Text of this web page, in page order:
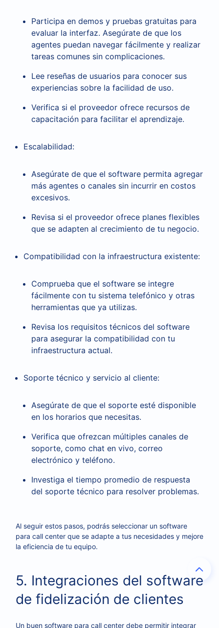
Participa en demos y pruebas gratuitas para
evaluar la interfaz. Asegúrate de que los
agentes puedan navegar fácilmente y realizar
tareas comunes sin complicaciones.
Lee reseñas de usuarios para conocer sus
experiencias sobre la facilidad de uso.
Verifica si el proveedor ofrece recursos de
capacitación para facilitar el aprendizaje.
Escalabilidad:
Asegúrate de que el software permita agregar
más agentes o canales sin incurrir en costos
excesivos.
Revisa si el proveedor ofrece planes flexibles
que se adapten al crecimiento de tu negocio.
Compatibilidad con la infraestructura existente:
Comprueba que el software se integre
fácilmente con tu sistema telefónico y otras
herramientas que ya utilizas.
Revisa los requisitos técnicos del software
para asegurar la compatibilidad con tu
infraestructura actual.
Soporte técnico y servicio al cliente:
Asegúrate de que el soporte esté disponible
en los horarios que necesitas.
Verifica que ofrezcan múltiples canales de
soporte, como chat en vivo, correo
electrónico y teléfono.
Investiga el tiempo promedio de respuesta
del soporte técnico para resolver problemas.
Al seguir estos pasos, podrás seleccionar un software
para call center que se adapte a tus necesidades y mejore
la eficiencia de tu equipo.
5. Integraciones del software
de fidelización de clientes
Un buen software para call center debe permitir integrar